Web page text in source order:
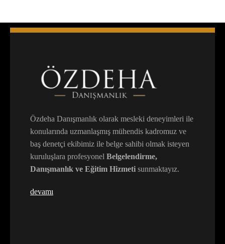
Özdeha Danışmanlık olarak mesleki deneyimleri ile
konularında uzmanlaşmış mühendis kadromuz ve
baş denetçi ekibimiz ile belge sahibi olmak isteyen
kuruluşlara profesyonel Belgelendirme,
Danışmanlık ve Eğitim Hizmeti sunmaktayız.
devamı